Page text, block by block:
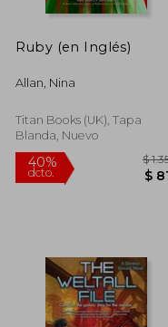
Ruby (en Inglés)
Allan, Nina
Titan Books (UK), Tapa
Blanda, Nuevo